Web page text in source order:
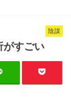
陰謀
がすごい